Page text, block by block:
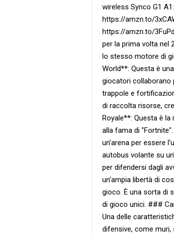
wireless Synco G1
https://amzn.to/
https://amzn.to/
per la prima volta nel
lo stesso motore di
World**: Questa è
giocatori collaborano
trappole e
di raccolta risorse,
Royale**: Questa è
alla fama di
un'arena per essere
autobus volante su
per difendersi dagli
un'ampia libertà di
gioco. È una sorta di
di gioco unici. ###
Una delle
difensive, come